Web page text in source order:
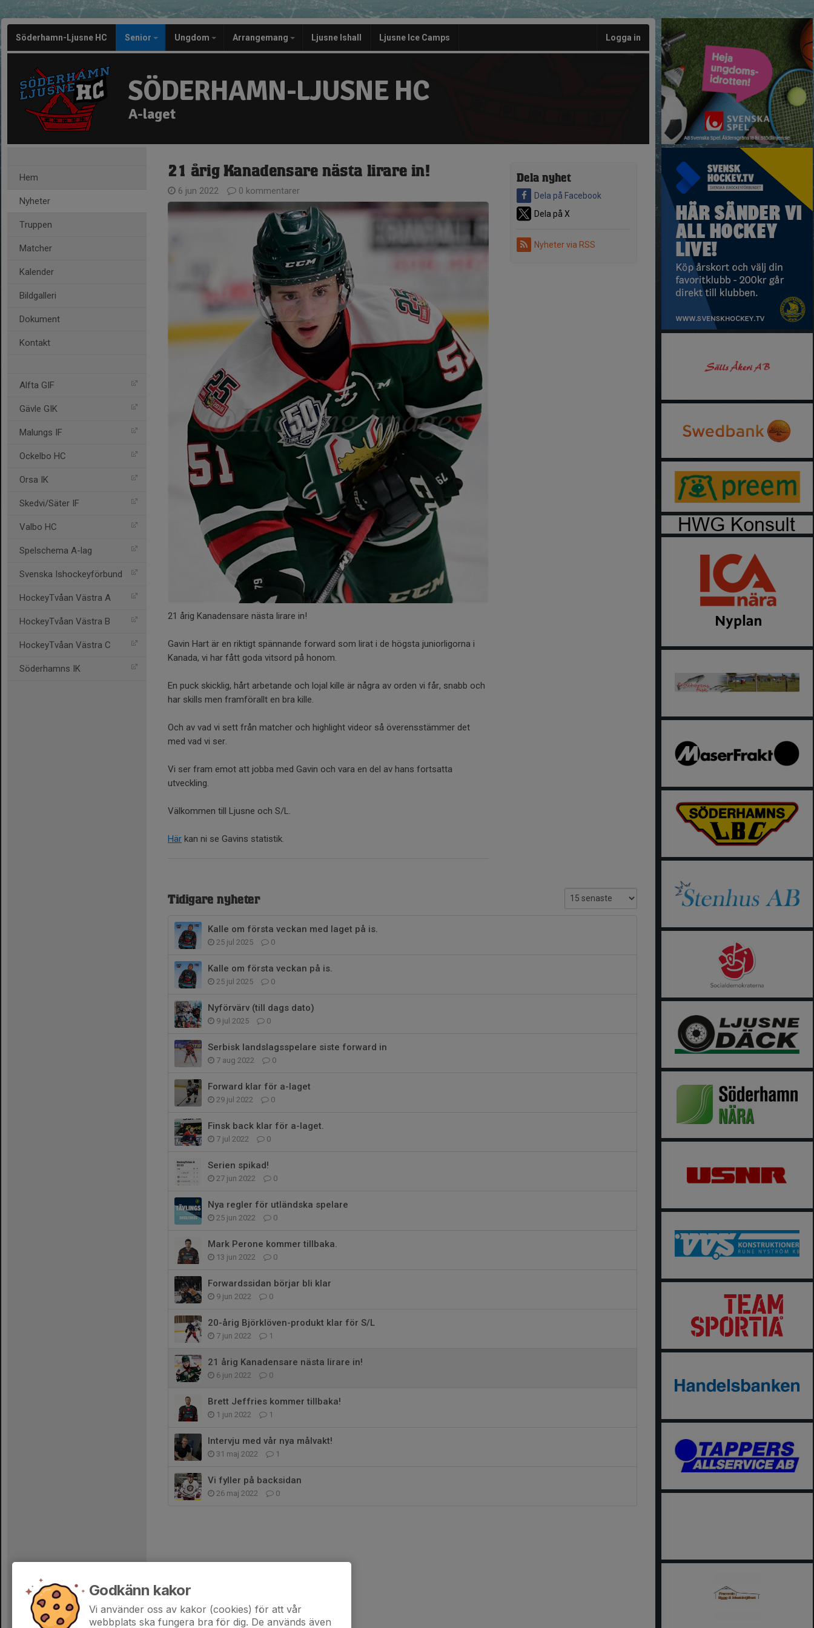
Söderhamn-Ljusne HC Senior Ungdom Arrangemang Ljusne Ishall Ljusne Ice Camps Logga in
SÖDERHAMN-LJUSNE HC
A-laget
Hem
Nyheter
Truppen
Matcher
Kalender
Bildgalleri
Dokument
Kontakt
Alfta GIF
Gävle GIK
Malungs IF
Ockelbo HC
Orsa IK
Skedvi/Säter IF
Valbo HC
Spelschema A-lag
Svenska Ishockeyförbund
HockeyTvåan Västra A
HockeyTvåan Västra B
HockeyTvåan Västra C
Söderhamns IK
Dela nyhet
Dela på Facebook
Dela på X
Nyheter via RSS
21 årig Kanadensare nästa lirare in!
6 jun 2022 0 kommentarer
21 årig Kanadensare nästa lirare in!
Gavin Hart är en riktigt spännande forward som lirat i de högsta juniorligorna i
Kanada, vi har fått goda vitsord på honom.
En puck skicklig, hårt arbetande och lojal kille är några av orden vi får, snabb och
har skills men framförallt en bra kille.
Och av vad vi sett från matcher och highlight videor så överensstämmer det
med vad vi ser.
Vi ser fram emot att jobba med Gavin och vara en del av hans fortsatta
utveckling.
Välkommen till Ljusne och S/L.
Här kan ni se Gavins statistik.
Tidigare nyheter
Kalle om första veckan med laget på is.
25 jul 2025 0
Kalle om första veckan på is.
25 jul 2025 0
Nyförvärv (till dags dato)
9 jul 2025 0
Serbisk landslagsspelare siste forward in
7 aug 2022 0
Forward klar för a-laget
29 jul 2022 0
Finsk back klar för a-laget.
7 jul 2022 0
Serien spikad!
27 jun 2022 0
Nya regler för utländska spelare
25 jun 2022 0
Mark Perone kommer tillbaka.
13 jun 2022 0
Forwardssidan börjar bli klar
9 jun 2022 0
20-årig Björklöven-produkt klar för S/L
7 jun 2022 1
21 årig Kanadensare nästa lirare in!
6 jun 2022 0
Brett Jeffries kommer tillbaka!
1 jun 2022 1
Intervju med vår nya målvakt!
31 maj 2022 1
Vi fyller på backsidan
26 maj 2022 0
Godkänn kakor
Vi använder oss av kakor (cookies) för att vår
webbplats ska fungera bra för dig. De används även